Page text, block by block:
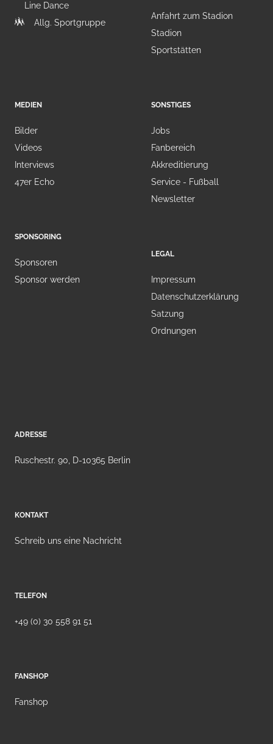
Line Dance
Allg. Sportgruppe
Anfahrt zum Stadion
Stadion
Sportstätten
MEDIEN
Bilder
Videos
Interviews
47er Echo
SPONSORING
Sponsoren
Sponsor werden
SONSTIGES
Jobs
Fanbereich
Akkreditierung
Service - Fußball
Newsletter
LEGAL
Impressum
Datenschutzerklärung
Satzung
Ordnungen
ADRESSE
Ruschestr. 90, D-10365 Berlin
KONTAKT
Schreib uns eine Nachricht
TELEFON
+49 (0) 30 558 91 51
FANSHOP
Fanshop